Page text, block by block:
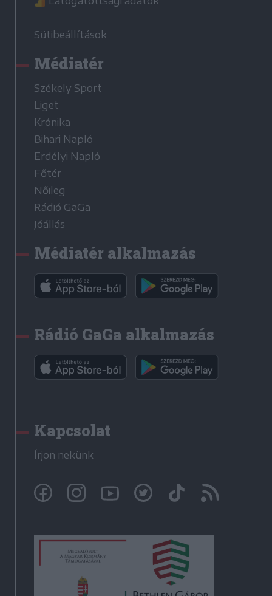
Sütibeállítások
Médiatér
Székely Sport
Liget
Krónika
Bihari Napló
Erdélyi Napló
Főtér
Nőileg
Rádió GaGa
Jóállás
Médiatér alkalmazás
Rádió GaGa alkalmazás
Kapcsolat
Írjon nekünk